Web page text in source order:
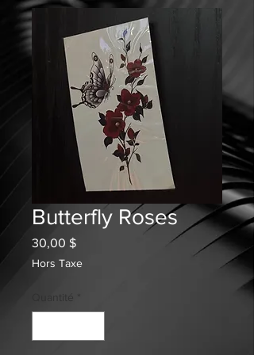
Butterfly Roses
30,00 $Prix
Hors Taxe
*